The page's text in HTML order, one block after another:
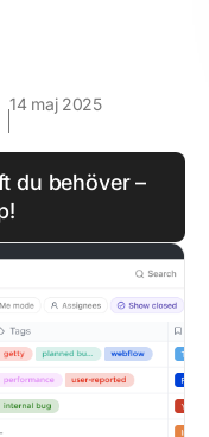
14 maj 2025
du behöver –